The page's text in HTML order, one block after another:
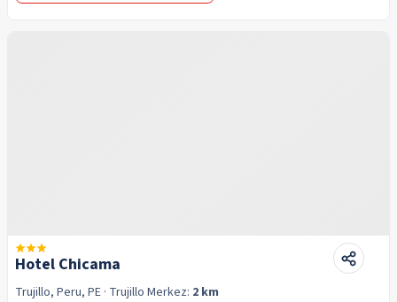
Hotel Chicama
Trujillo, Peru, PE · Trujillo Merkez: 2 km